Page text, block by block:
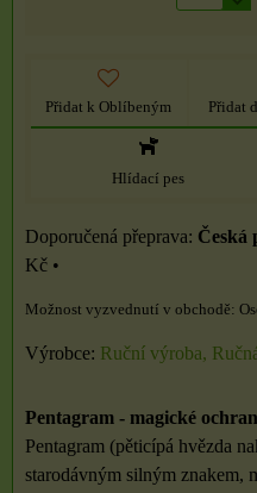
Přidat k Oblíbeným Přidat
Hlídací pes
Česká
Kč •
Výrobce: Ruční výroba,
Pentagram - magické
Pentagram (pěticípá hvězda
starodávným silným znakem,